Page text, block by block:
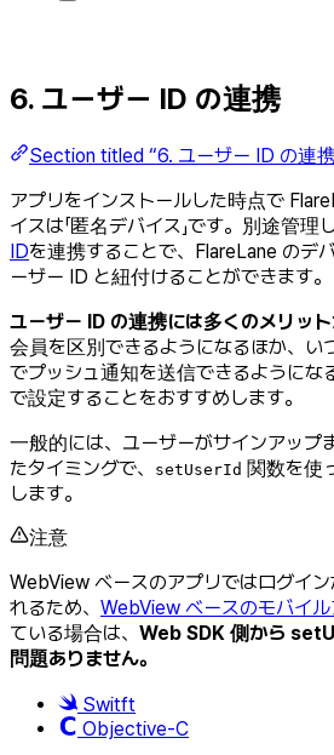
6. ユーザー ID の連携
Section titled “6. ユーザー ID の連
アプリをインストールした時点で
イスは「匿名デバイス」です。別途管理
IDを連携することで、FlareLane のデ
ーザー ID と紐付けることができます。
ユーザー ID の連携には多くのメリット
会員を区別できるようになるほか、い
でプッシュ通知を送信できるようにな
で設定することをおすすめします。
一般的には、ユーザーがサインアップ
たタイミングで、
setUserId 関数を使
します。
注意
WebView ベースのアプリではログイ
れるため、 WebView ベースのモバイ
ている場合は、 Web SDK 側から
問題ありません。
Switft
Objective-C